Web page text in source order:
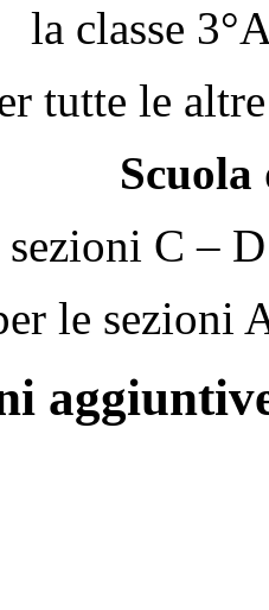
la classe
tutte le
sezioni C –
le sezioni